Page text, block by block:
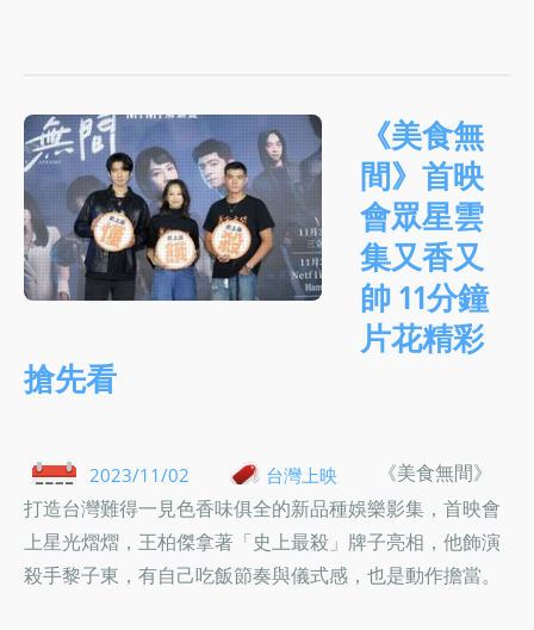
《美食無
間》首映
會眾星雲
集又香又
帥 11分鐘
片花精彩
搶先看
2023/11/02 台灣上映
《美食無間》
打造台灣難得一見色香味俱全的新品種娛樂影集，首映會
上星光熠熠，王柏傑拿著「史上最殺」牌子亮相，他飾演
殺手黎子東，有自己吃飯節奏與儀式感，也是動作擔當。